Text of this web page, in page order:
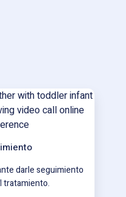
darle seguimiento
tratamiento.